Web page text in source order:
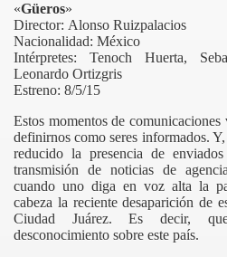
«Güeros»
Director: Alonso Ruizpalacios
Nacionalidad: México
Intérpretes: Tenoch Huerta,
Leonardo Ortizgris
Estreno: 8/5/15
Estos momentos de
definirnos como seres informados.
reducido la presencia de
transmisión de noticias de
cuando uno diga en voz alta la
cabeza la reciente desaparición de
Ciudad Juárez. Es decir,
desconocimiento sobre este país.